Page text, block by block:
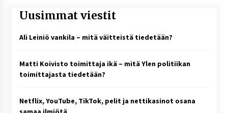
Uusimmat viestit
Ali Leiniö vankila – mitä väitteistä tiedetään?
Matti Koivisto toimittaja ikä – mitä Ylen politiikan
toimittajasta tiedetään?
Netflix, YouTube, TikTok, pelit ja nettikasinot osana